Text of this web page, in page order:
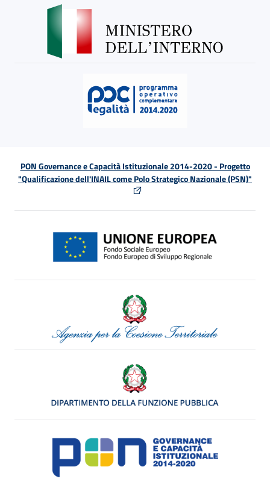
PON Governance e Capacità Istituzionale 2014-2020 - Progetto
"Qualificazione dell'INAIL come Polo Strategico Nazionale (PSN)"